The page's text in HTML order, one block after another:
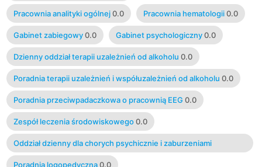
Pracownia analityki ogólnej 0.0 Pracownia hematologii 0.0
Gabinet zabiegowy 0.0 Gabinet psychologiczny 0.0
Dzienny oddział terapii uzależnień od alkoholu 0.0
Poradnia terapii uzależnień i współuzależnień od alkoholu 0.0
Poradnia przeciwpadaczkowa o pracownią EEG 0.0
Zespół leczenia środowiskowego 0.0
Oddział dzienny dla chorych psychicznie i zaburzeniami
nerwicowymi 0.0
Poradnia logopedyczna 0.0